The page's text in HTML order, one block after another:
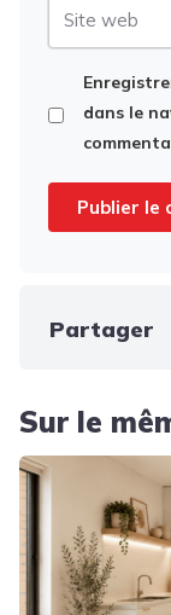
dans le
Partager
Sur le